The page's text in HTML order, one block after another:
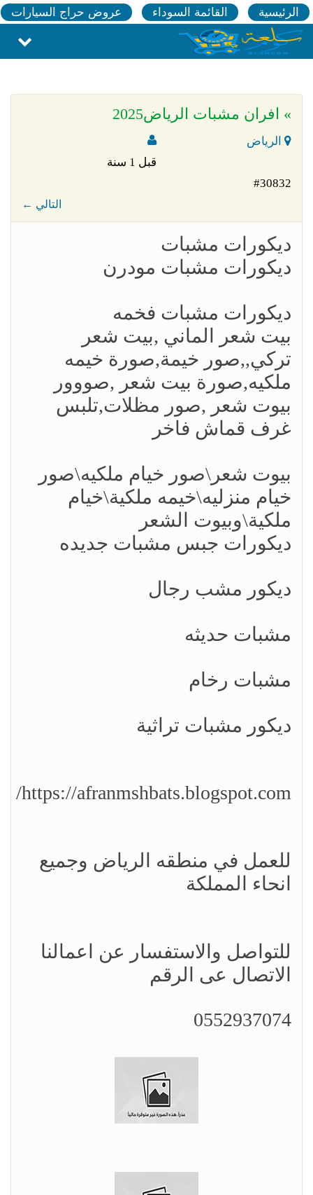
الرئيسية القائمة السوداء عروض حراج السيارات
» افران مشبات الرياض2025
الرياض
قبل 1 سنة
#30832
← التالي
ديكورات مشبات
ديكورات مشبات مودرن
ديكورات مشبات فخمه
بيت شعر الماني ,بيت شعر
تركي,,صور خيمة,صورة خيمه
ملكيه,صورة بيت شعر ,صووور
بيوت شعر ,صور مظلات,تلبس
غرف قماش فاخر
بيوت شعر\صور خيام ملكيه\صور
خيام منزليه\خيمه ملكية\خيام
ملكية\وبيوت الشعر
ديكورات جبس مشبات جديده
ديكور مشب رجال
مشبات حديثه
مشبات رخام
ديكور مشبات تراثية
https://afranmshbats.blogspot.com/
للعمل في منطقه الرياض وجميع
انحاء المملكة
للتواصل والاستفسار عن اعمالنا
الاتصال عى الرقم
0552937074